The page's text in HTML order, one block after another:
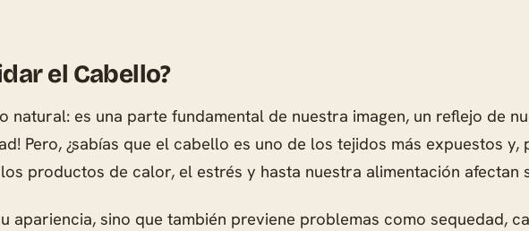
el Cabello?
natural: es una parte fundamental de nuestra imagen, un reflejo de
Pero, ¿sabías que el cabello es uno de los tejidos más expuestos
productos de calor, el estrés y hasta nuestra alimentación afectan
apariencia, sino que también previene problemas como sequedad,